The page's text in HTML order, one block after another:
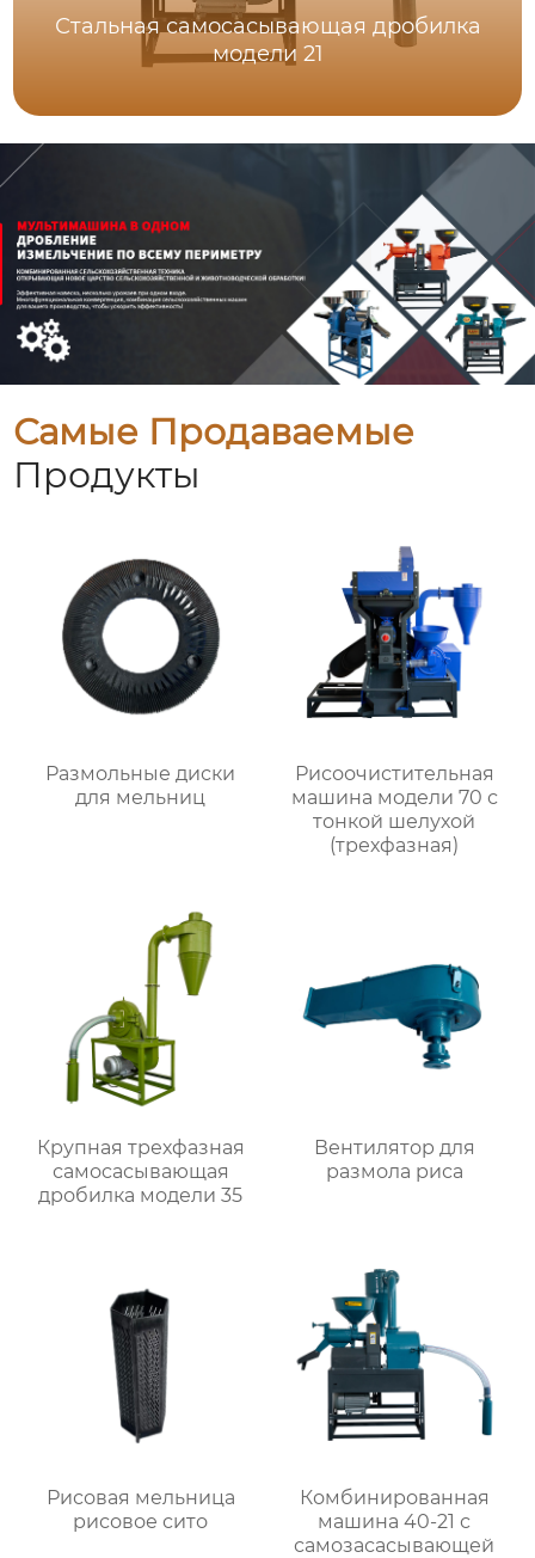
Стальная самоcасывающая дробилка
модели 21
Самые Продаваемые
Продукты
Размольные диски
для мельниц
Рисоочистительная
машина модели 70 с
тонкой шелухой
(трехфазная)
Крупная трехфазная
самоcасывающая
дробилка модели 35
Вентилятор для
размола риса
Рисовая мельница
рисовое сито
Комбинированная
машина 40-21 с
самозасасывающей